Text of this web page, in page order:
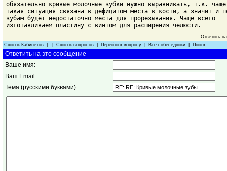
обязательно кривые молочные зубки нужно выравнивать, т.к.
такая ситуация связана в дефицитом места в кости, а значит и
зубам будет недостаточно места для прорезывания. Чаще всего
изготавливаем пластину с винтом для расширения челюсти.
Ответить
Список Кабинетов
Список вопросов Перейти к вопросу Все собеседники Поиск
Ответить на это сообщение
Ваше имя:
Ваш Email:
Тема (русскими буквами):